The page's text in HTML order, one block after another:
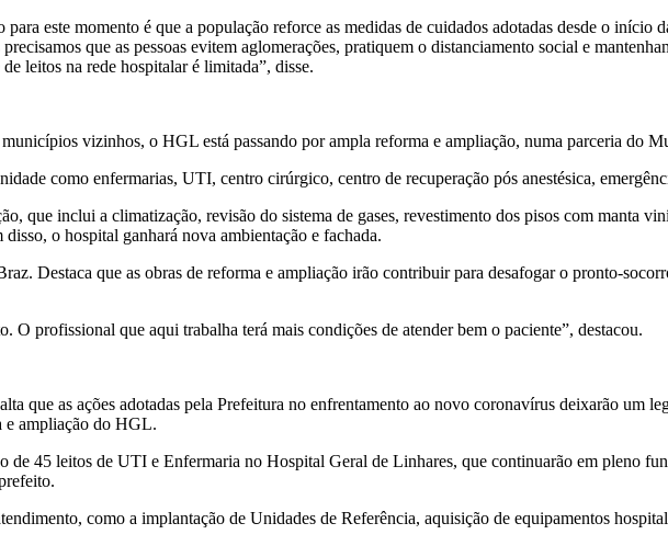
este momento é que a população reforce as medidas de cuidados adotadas desde o
que as pessoas evitem aglomerações, pratiquem o distanciamento social e
leitos na rede hospitalar é limitada”, disse.
vizinhos, o HGL está passando por ampla reforma e ampliação, numa parceria do
como enfermarias, UTI, centro cirúrgico, centro de recuperação pós anestésica,
que inclui a climatização, revisão do sistema de gases, revestimento dos pisos com manta
o hospital ganhará nova ambientação e fachada.
Destaca que as obras de reforma e ampliação irão contribuir para desafogar o pronto-
O profissional que aqui trabalha terá mais condições de atender bem o paciente”, destacou.
que as ações adotadas pela Prefeitura no enfrentamento ao novo coronavírus deixarão um
e ampliação do HGL.
de 45 leitos de UTI e Enfermaria no Hospital Geral de Linhares, que continuarão em pleno
como a implantação de Unidades de Referência, aquisição de equipamentos